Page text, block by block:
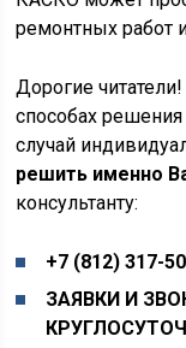
ремонтных работ
Дорогие
способах
случай
решить именно
консультанту:
+7 (812) 317-
ЗАЯВКИ И